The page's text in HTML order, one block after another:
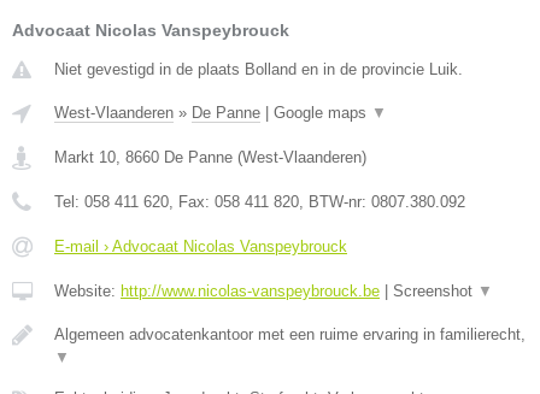
Advocaat Nicolas Vanspeybrouck
Niet gevestigd in de plaats Bolland en in de provincie Luik.
West-Vlaanderen » De Panne Google maps ▼
Markt 10, 8660 De Panne (West-Vlaanderen)
Tel: 058 411 620, Fax: 058 411 820, BTW-nr: 0807.380.092
E-mail › Advocaat Nicolas Vanspeybrouck
Website: http://www.nicolas-vanspeybrouck.be Screenshot ▼
Algemeen advocatenkantoor met een ruime ervaring in familierecht,
▼